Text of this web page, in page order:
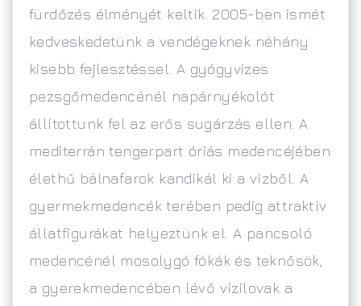
fürdőzés élményét keltik. 2005-ben ismét
kedveskedetünk a vendégeknek néhány
kisebb fejlesztéssel. A gyógyvizes
pezsgőmedencénél napárnyékolót
állítottunk fel az erős sugárzás ellen. A
mediterrán tengerpart óriás medencéjében
élethű bálnafarok kandikál ki a vízből. A
gyermekmedencék terében pedig attraktív
állatfigurákat helyeztünk el. A pancsoló
medencénél mosolygó fókák és teknősök,
a gyerekmedencében lévő vízilovak a